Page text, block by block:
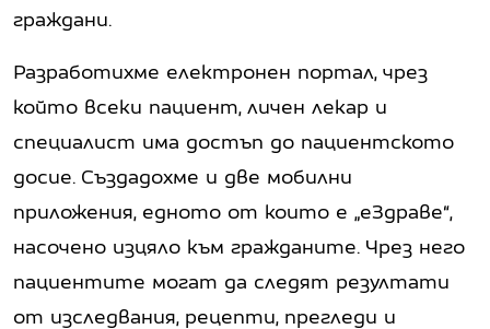
граждани.
Разработихме електронен портал, чрез
който всеки пациент, личен лекар и
специалист има достъп до пациентското
досие. Създадохме и две мобилни
приложения, едното от които е „еЗдраве“,
насочено изцяло към гражданите. Чрез него
пациентите могат да следят резултати
от изследвания, рецепти, прегледи и